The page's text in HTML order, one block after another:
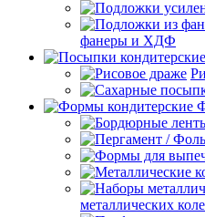
фанеры и ХДФ
металлических